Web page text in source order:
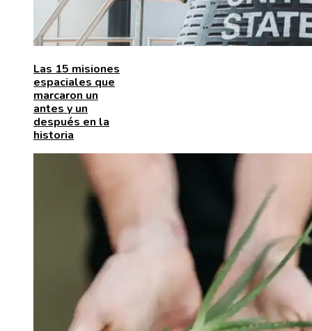
Las 15 misiones
espaciales que
marcaron un
antes y un
después en la
historia